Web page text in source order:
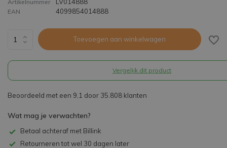
Artikelnummer
EAN 4099854014888
Toevoegen aan winkelwagen
Vergelijk dit product
Beoordeeld met een 9,1 door 35.808 klanten
Wat mag je verwachten?
Betaal achteraf met Billink
Retourneren tot wel 30 dagen later